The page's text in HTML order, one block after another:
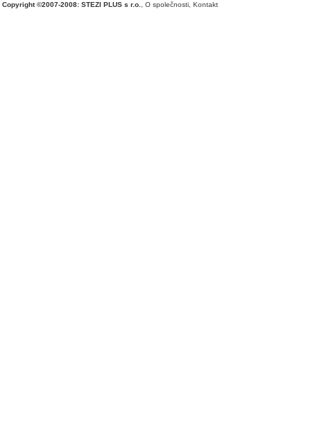
Copyright ©2007-2008: STEZI PLUS s r.o. O společnosti Kontakt